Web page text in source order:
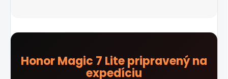
Honor Magic 7 Lite pripravený na
expedíciu